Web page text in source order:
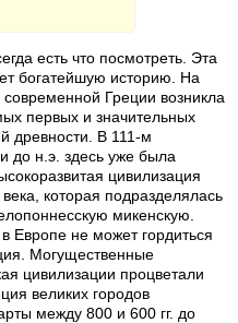
есть что посмотреть. Эта
богатейшую историю. На
современной Греции возникла
первых и значительных
древности. В 111-м
до н.э. здесь уже была
цивилизация
которая подразделялась
микенскую.
Европе не может гордиться
Могущественные
цивилизации процветали
великих городов
между 800 и 600 гг. до